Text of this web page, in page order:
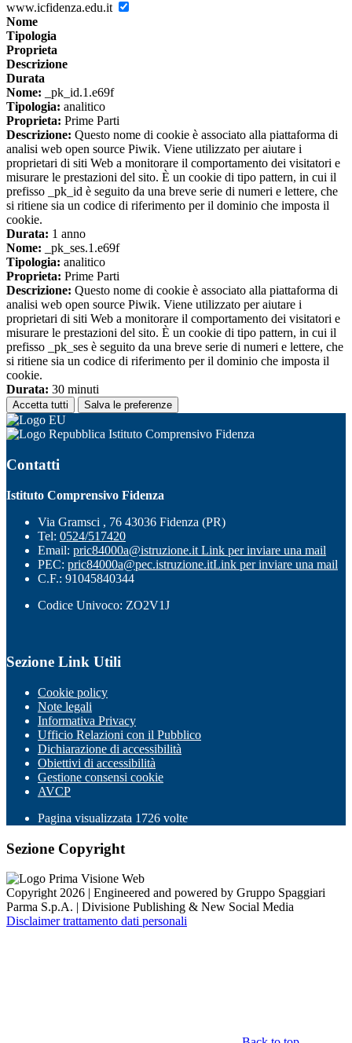
www.icfidenza.edu.it
Nome
Tipologia
Proprieta
Descrizione
Durata
Nome: _pk_id.1.e69f
Tipologia: analitico
Proprieta: Prime Parti
Descrizione: Questo nome di cookie è associato alla piattaforma di
analisi web open source Piwik. Viene utilizzato per aiutare i
proprietari di siti Web a monitorare il comportamento dei visitatori e
misurare le prestazioni del sito. È un cookie di tipo pattern, in cui il
prefisso _pk_id è seguito da una breve serie di numeri e lettere, che
si ritiene sia un codice di riferimento per il dominio che imposta il
cookie.
Durata: 1 anno
Nome: _pk_ses.1.e69f
Tipologia: analitico
Proprieta: Prime Parti
Descrizione: Questo nome di cookie è associato alla piattaforma di
analisi web open source Piwik. Viene utilizzato per aiutare i
proprietari di siti Web a monitorare il comportamento dei visitatori e
misurare le prestazioni del sito. È un cookie di tipo pattern, in cui il
prefisso _pk_ses è seguito da una breve serie di numeri e lettere, che
si ritiene sia un codice di riferimento per il dominio che imposta il
cookie.
Durata: 30 minuti
Accetta tutti Salva le preferenze
Istituto Comprensivo Fidenza
Contatti
Istituto Comprensivo Fidenza
Via Gramsci , 76 43036 Fidenza (PR)
Tel: 0524/517420
Email: pric84000a@istruzione.it Link per inviare una mail
PEC: pric84000a@pec.istruzione.itLink per inviare una mail
C.F.: 91045840344
Codice Univoco: ZO2V1J
Sezione Link Utili
Cookie policy
Note legali
Informativa Privacy
Ufficio Relazioni con il Pubblico
Dichiarazione di accessibilità
Obiettivi di accessibilità
Gestione consensi cookie
AVCP
Pagina visualizzata 1726 volte
Sezione Copyright
Copyright 2026 | Engineered and powered by Gruppo Spaggiari
Parma S.p.A. | Divisione Publishing & New Social Media
Disclaimer trattamento dati personali